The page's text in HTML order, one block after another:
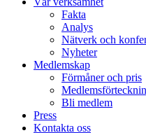
Fakta
Analys
Nätverk och
Nyheter
Medlemskap
Förmåner och pris
Bli medlem
Press
Kontakta oss